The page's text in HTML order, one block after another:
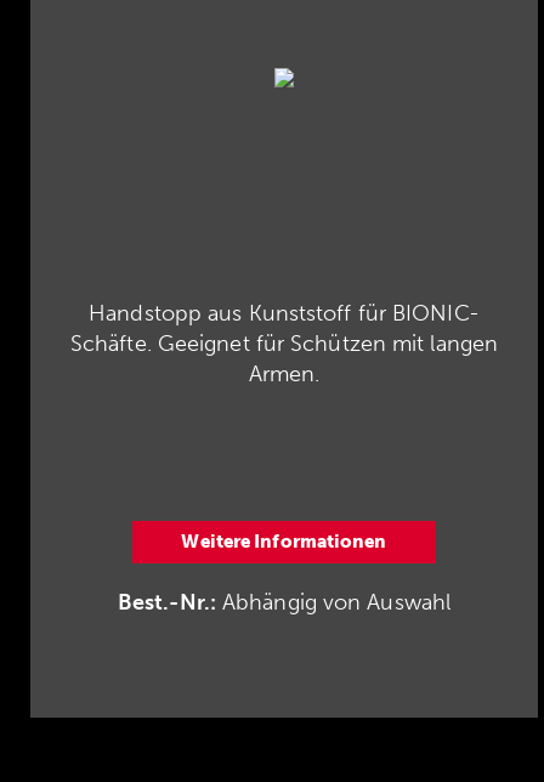
Handstopp aus Kunststoff für BIONIC-
Schäfte. Geeignet für Schützen mit langen
Armen.
Weitere Informationen
Best.-Nr.: Abhängig von Auswahl